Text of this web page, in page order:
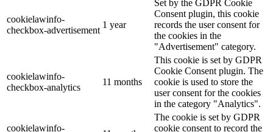
cookielawinfo-
checkbox-advertisement
1 year
Set by the GDPR Cookie
Consent plugin, this cookie
records the user consent for
the cookies in the
"Advertisement" category.
cookielawinfo-
checkbox-analytics
11 months
This cookie is set by GDPR
Cookie Consent plugin. The
cookie is used to store the
user consent for the cookies
in the category "Analytics".
cookielawinfo-
The cookie is set by GDPR
cookie consent to record the